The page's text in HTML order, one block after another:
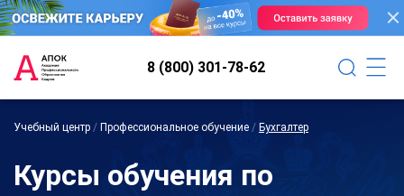
8 (800) 301-78-62
Учебный центр / Профессиональное обучение / Бухгалтер
Курсы обучения по